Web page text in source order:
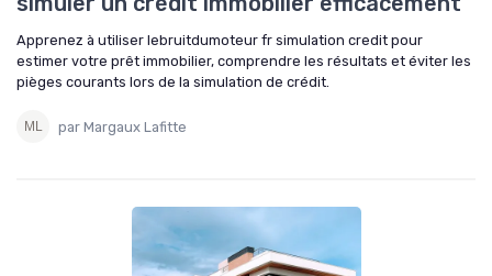
Apprenez à utiliser lebruitdumoteur fr simulation credit pour
estimer votre prêt immobilier, comprendre les résultats et éviter les
pièges courants lors de la simulation de crédit.
par Margaux Lafitte